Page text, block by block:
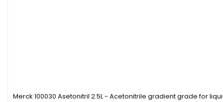
Merck 100030 Asetonitril 2.5L - Acetonitrile gradient grade for